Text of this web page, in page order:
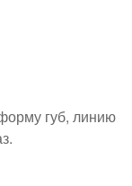
губ, линию